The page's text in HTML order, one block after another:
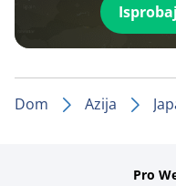
Dom Azija
Pro